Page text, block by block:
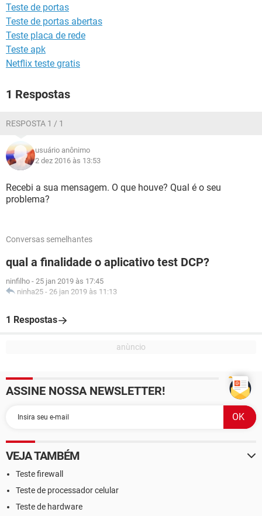
Teste de portas
Teste de portas abertas
Teste placa de rede
Teste apk
Netflix teste gratis
1 Respostas
RESPOSTA 1 / 1
usuário anônimo
2 dez 2016 às 13:53
Recebi a sua mensagem. O que houve? Qual é o seu
problema?
Conversas semelhantes
qual a finalidade o aplicativo test DCP?
ninfilho - 25 jan 2019 às 17:45
ninha25 - 26 jan 2019 às 11:13
1 Respostas
ASSINE NOSSA NEWSLETTER!
VEJA TAMBÉM
Teste firewall
Teste de processador celular
Teste de hardware